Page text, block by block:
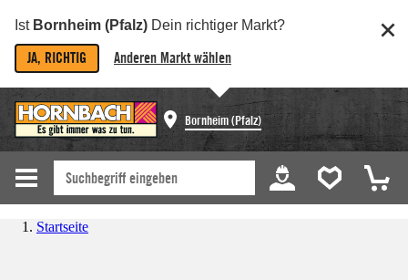
Ist Bornheim (Pfalz) Dein richtiger Markt?
JA, RICHTIG Anderen Markt wählen
Bornheim (Pfalz)
Startseite